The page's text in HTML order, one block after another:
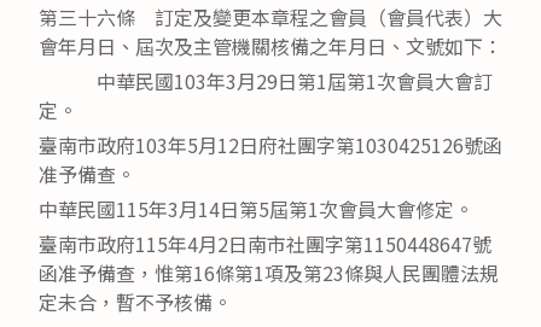
第三十六條 訂定及變更本章程之會員（會員代表）大
會年月日、屆次及主管機關核備之年月日、文號如下：
中華民國103年3月29日第1屆第1次會員大會訂
定。
臺南市政府103年5月12日府社團字第1030425126號函
准予備查。
中華民國115年3月14日第5屆第1次會員大會修定。
臺南市政府115年4月2日南市社團字第1150448647號
函准予備查，惟第16條第1項及第23條與人民團體法規
定未合，暫不予核備。